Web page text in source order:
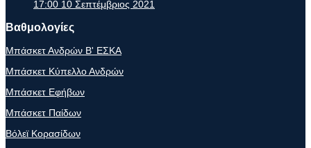
17:00 10 Σεπτέμβριος 2021
Βαθμολογίες
Μπάσκετ Ανδρών Β' ΕΣΚΑ
Μπάσκετ Κύπελλο Ανδρών
Μπάσκετ Εφήβων
Μπάσκετ Παίδων
Βόλεϊ Κορασίδων